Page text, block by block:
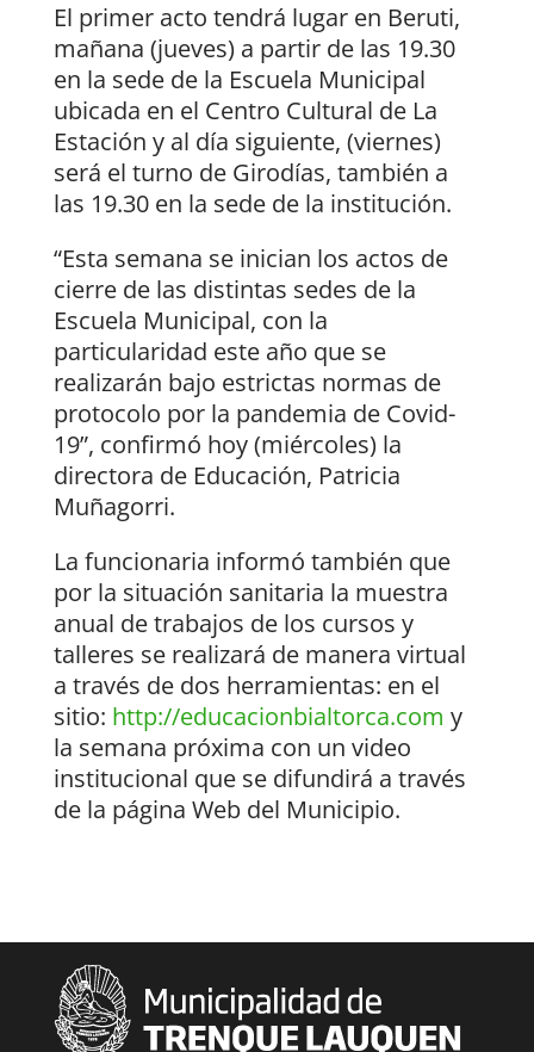
El primer acto tendrá lugar en Beruti,
mañana (jueves) a partir de las 19.30
en la sede de la Escuela Municipal
ubicada en el Centro Cultural de La
Estación y al día siguiente, (viernes)
será el turno de Girodías, también a
las 19.30 en la sede de la institución.
“Esta semana se inician los actos de
cierre de las distintas sedes de la
Escuela Municipal, con la
particularidad este año que se
realizarán bajo estrictas normas de
protocolo por la pandemia de Covid-
19”, confirmó hoy (miércoles) la
directora de Educación, Patricia
Muñagorri.
La funcionaria informó también que
por la situación sanitaria la muestra
anual de trabajos de los cursos y
talleres se realizará de manera virtual
a través de dos herramientas: en el
sitio: http://educacionbialtorca.com y
la semana próxima con un video
institucional que se difundirá a través
de la página Web del Municipio.